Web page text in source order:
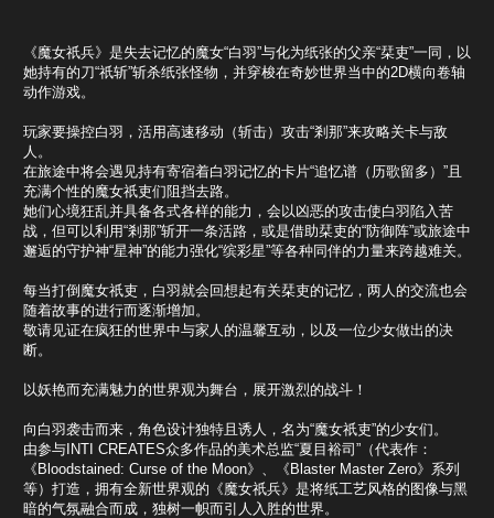
《魔女祇兵》是失去记忆的魔女“白羽”与化为纸张的父亲“栞吏”一同，以
她持有的刀“祇斩”斩杀纸张怪物，并穿梭在奇妙世界当中的2D横向卷轴
动作游戏。
玩家要操控白羽，活用高速移动（斩击）攻击“剎那”来攻略关卡与敌
人。
在旅途中将会遇见持有寄宿着白羽记忆的卡片“追忆谱（历歌留多）”且
充满个性的魔女祇吏们阻挡去路。
她们心境狂乱并具备各式各样的能力，会以凶恶的攻击使白羽陷入苦
战，但可以利用“剎那”斩开一条活路，或是借助栞吏的“防御阵”或旅途中
邂逅的守护神“星神”的能力强化“缤彩星”等各种同伴的力量来跨越难关。
每当打倒魔女祇吏，白羽就会回想起有关栞吏的记忆，两人的交流也会
随着故事的进行而逐渐增加。
敬请见证在疯狂的世界中与家人的温馨互动，以及一位少女做出的决
断。
以妖艳而充满魅力的世界观为舞台，展开激烈的战斗！
向白羽袭击而来，角色设计独特且诱人，名为“魔女祇吏”的少女们。
由参与INTI CREATES众多作品的美术总监“夏目裕司”（代表作：
《Bloodstained: Curse of the Moon》、《Blaster Master Zero》系列
等）打造，拥有全新世界观的《魔女祇兵》是将纸工艺风格的图像与黑
暗的气氛融合而成，独树一帜而引人入胜的世界。